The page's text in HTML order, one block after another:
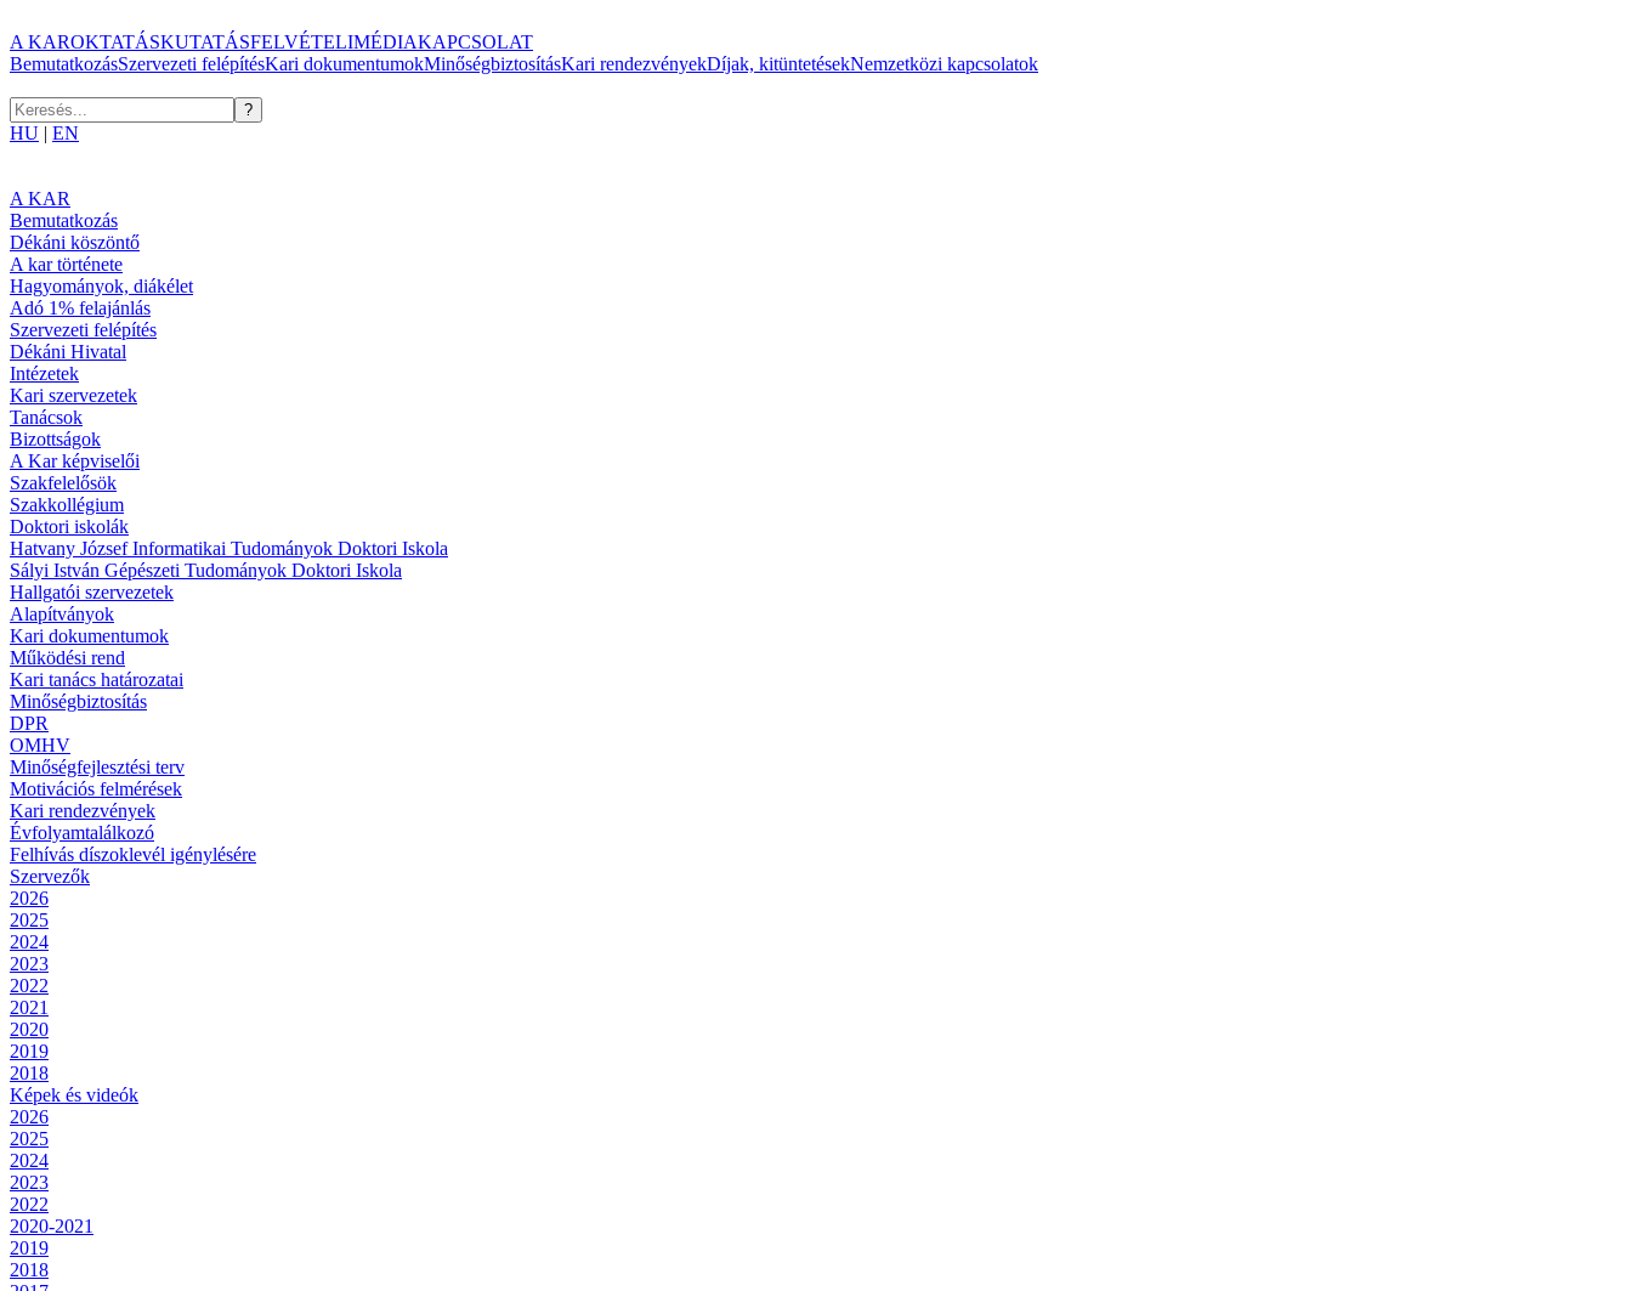
A KAROKTATÁSKUTATÁSFELVÉTELIMÉDIAKAPCSOLAT
BemutatkozásSzervezeti felépítésKari dokumentumokMinőségbiztosításKari rendezvényekDíjak, kitüntetésekNemzetközi kapcsolatok
HU | EN
A KAR
Bemutatkozás
Dékáni köszöntő
A kar története
Hagyományok, diákélet
Adó 1% felajánlás
Szervezeti felépítés
Dékáni Hivatal
Intézetek
Kari szervezetek
Tanácsok
Bizottságok
A Kar képviselői
Szakfelelősök
Szakkollégium
Doktori iskolák
Hatvany József Informatikai Tudományok Doktori Iskola
Sályi István Gépészeti Tudományok Doktori Iskola
Hallgatói szervezetek
Alapítványok
Kari dokumentumok
Működési rend
Kari tanács határozatai
Minőségbiztosítás
DPR
OMHV
Minőségfejlesztési terv
Motivációs felmérések
Kari rendezvények
Évfolyamtalálkozó
Felhívás díszoklevél igénylésére
Szervezők
2026
2025
2024
2023
2022
2021
2020
2019
2018
Képek és videók
2026
2025
2024
2023
2022
2020-2021
2019
2018